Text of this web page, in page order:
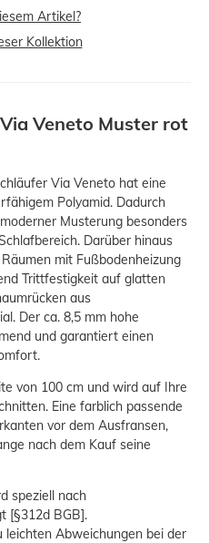
Artikel?
Kollektion
Veneto Muster rot
Via Veneto hat eine
Polyamid. Dadurch
Musterung besonders
Darüber hinaus
mit Fußbodenheizung
Trittfestigkeit auf glatten
aus
Der ca. 8,5 mm hohe
und garantiert einen
von 100 cm und wird auf Ihre
Eine farblich passende
vor dem Ausfransen,
nach dem Kauf seine
speziell nach
[§312d BGB].
leichten Abweichungen bei der